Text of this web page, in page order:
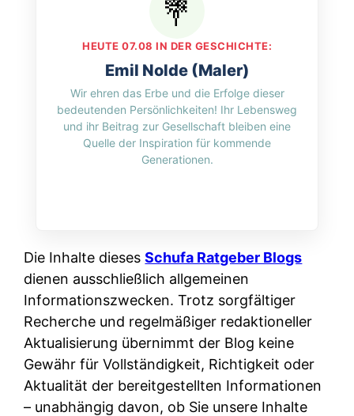
HEUTE 07.08 IN DER GESCHICHTE:
Emil Nolde (Maler)
Wir ehren das Erbe und die Erfolge dieser
bedeutenden Persönlichkeiten! Ihr Lebensweg
und ihr Beitrag zur Gesellschaft bleiben eine
Quelle der Inspiration für kommende
Generationen.
Die Inhalte diesesSchufa Ratgeber Blogs
dienen ausschließlich allgemeinen
Informationszwecken. Trotz sorgfältiger
Recherche und regelmäßiger redaktioneller
Aktualisierung übernimmt der Blog keine
Gewähr für Vollständigkeit, Richtigkeit oder
Aktualität der bereitgestellten Informationen
– unabhängig davon, ob Sie unsere Inhalte